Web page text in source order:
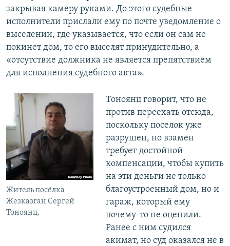
закрывая камеру руками. До этого судебные
исполнители прислали ему по почте уведомление о
выселении, где указывается, что если он сам не
покинет дом, то его выселят принудительно, а
«отсутствие должника не является препятствием
для исполнения судебного акта».
Житель посёлка
Жезказган Сергей
Тоноянц.
Тоноянц говорит, что не
против переехать отсюда,
поскольку поселок уже
разрушен, но взамен
требует достойной
компенсации, чтобы купить
на эти деньги не только
благоустроенный дом, но и
гараж, который ему
почему-то не оценили.
Ранее с ним судился
акимат, но суд оказался не в